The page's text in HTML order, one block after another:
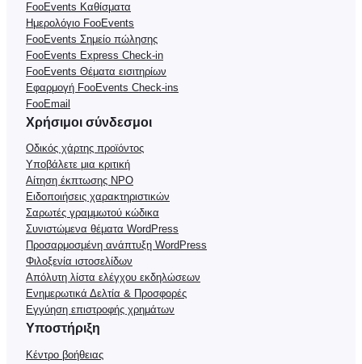
FooEvents Καθίσματα
Ημερολόγιο FooEvents
FooEvents Σημείο πώλησης
FooEvents Express Check-in
FooEvents Θέματα εισιτηρίων
Εφαρμογή FooEvents Check-ins
FooEmail
Χρήσιμοι σύνδεσμοι
Οδικός χάρτης προϊόντος
Υποβάλετε μια κριτική
Αίτηση έκπτωσης NPO
Ειδοποιήσεις χαρακτηριστικών
Σαρωτές γραμμωτού κώδικα
Συνιστώμενα θέματα WordPress
Προσαρμοσμένη ανάπτυξη WordPress
Φιλοξενία ιστοσελίδων
Απόλυτη λίστα ελέγχου εκδηλώσεων
Ενημερωτικά Δελτία & Προσφορές
Εγγύηση επιστροφής χρημάτων
Υποστήριξη
Κέντρο βοήθειας